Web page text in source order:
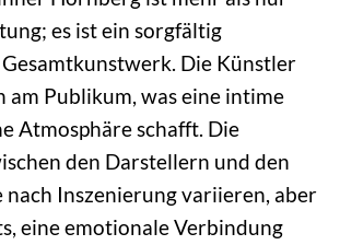
es ist ein sorgfältig
Die Künstler
am Publikum, was eine intime
Atmosphäre schafft. Die
den Darstellern und den
nach Inszenierung variieren, aber
eine emotionale Verbindung